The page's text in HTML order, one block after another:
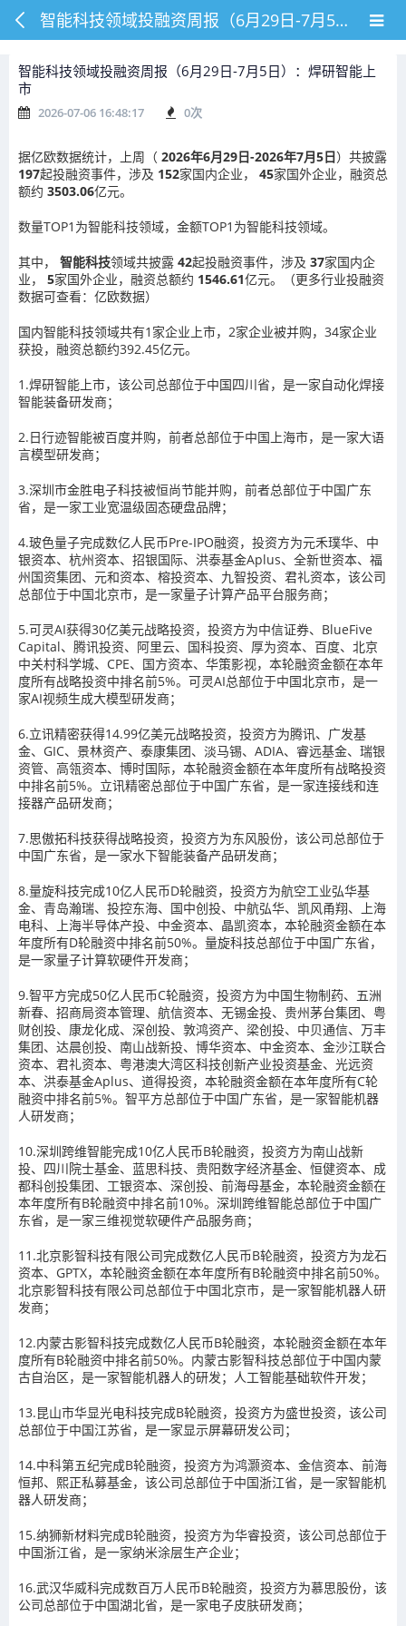
智能科技领域投融资周报（6月29日-7月5日）：焊研智能上市
智能科技领域投融资周报（6月29日-7月5日）：焊研智能上
市
2026-07-06 16:48:17 0次
据亿欧数据统计，上周（ 2026年6月29日-2026年7月5日）共披露
197起投融资事件，涉及 152家国内企业， 45家国外企业，融资总
额约 3503.06亿元。
数量TOP1为智能科技领域，金额TOP1为智能科技领域。
其中， 智能科技领域共披露 42起投融资事件，涉及 37家国内企
业， 5家国外企业，融资总额约 1546.61亿元。（更多行业投融资
数据可查看：亿欧数据）
国内智能科技领域共有1家企业上市，2家企业被并购，34家企业
获投，融资总额约392.45亿元。
1.焊研智能上市，该公司总部位于中国四川省，是一家自动化焊接
智能装备研发商；
2.日行迹智能被百度并购，前者总部位于中国上海市，是一家大语
言模型研发商；
3.深圳市金胜电子科技被恒尚节能并购，前者总部位于中国广东
省，是一家工业宽温级固态硬盘品牌；
4.玻色量子完成数亿人民币Pre-IPO融资，投资方为元禾璞华、中
银资本、杭州资本、招银国际、洪泰基金Aplus、全新世资本、福
州国资集团、元和资本、榕投资本、九智投资、君礼资本，该公司
总部位于中国北京市，是一家量子计算产品平台服务商；
5.可灵AI获得30亿美元战略投资，投资方为中信证券、BlueFive
Capital、腾讯投资、阿里云、国科投资、厚为资本、百度、北京
中关村科学城、CPE、国方资本、华策影视，本轮融资金额在本年
度所有战略投资中排名前5%。可灵AI总部位于中国北京市，是一
家AI视频生成大模型研发商；
6.立讯精密获得14.99亿美元战略投资，投资方为腾讯、广发基
金、GIC、景林资产、泰康集团、淡马锡、ADIA、睿远基金、瑞银
资管、高瓴资本、博时国际，本轮融资金额在本年度所有战略投资
中排名前5%。立讯精密总部位于中国广东省，是一家连接线和连
接器产品研发商；
7.思傲拓科技获得战略投资，投资方为东风股份，该公司总部位于
中国广东省，是一家水下智能装备产品研发商；
8.量旋科技完成10亿人民币D轮融资，投资方为航空工业弘华基
金、青岛瀚瑞、投控东海、国中创投、中航弘华、凯风甬翔、上海
电科、上海半导体产投、中金资本、晶凯资本，本轮融资金额在本
年度所有D轮融资中排名前50%。量旋科技总部位于中国广东省，
是一家量子计算软硬件开发商；
9.智平方完成50亿人民币C轮融资，投资方为中国生物制药、五洲
新春、招商局资本管理、航信资本、无锡金投、贵州茅台集团、粤
财创投、康龙化成、深创投、敦鸿资产、梁创投、中贝通信、万丰
集团、达晨创投、南山战新投、博华资本、中金资本、金沙江联合
资本、君礼资本、粤港澳大湾区科技创新产业投资基金、光远资
本、洪泰基金Aplus、道得投资，本轮融资金额在本年度所有C轮
融资中排名前5%。智平方总部位于中国广东省，是一家智能机器
人研发商；
10.深圳跨维智能完成10亿人民币B轮融资，投资方为南山战新
投、四川院士基金、蓝思科技、贵阳数字经济基金、恒健资本、成
都科创投集团、工银资本、深创投、前海母基金，本轮融资金额在
本年度所有B轮融资中排名前10%。深圳跨维智能总部位于中国广
东省，是一家三维视觉软硬件产品服务商；
11.北京影智科技有限公司完成数亿人民币B轮融资，投资方为龙石
资本、GPTX，本轮融资金额在本年度所有B轮融资中排名前50%。
北京影智科技有限公司总部位于中国北京市，是一家智能机器人研
发商；
12.内蒙古影智科技完成数亿人民币B轮融资，本轮融资金额在本年
度所有B轮融资中排名前50%。内蒙古影智科技总部位于中国内蒙
古自治区，是一家智能机器人的研发；人工智能基础软件开发；
13.昆山市华显光电科技完成B轮融资，投资方为盛世投资，该公司
总部位于中国江苏省，是一家显示屏幕研发公司；
14.中科第五纪完成B轮融资，投资方为鸿灏资本、金信资本、前海
恒邦、熙正私募基金，该公司总部位于中国浙江省，是一家智能机
器人研发商；
15.纳狮新材料完成B轮融资，投资方为华睿投资，该公司总部位于
中国浙江省，是一家纳米涂层生产企业；
16.武汉华威科完成数百万人民币B轮融资，投资方为慕思股份，该
公司总部位于中国湖北省，是一家电子皮肤研发商；